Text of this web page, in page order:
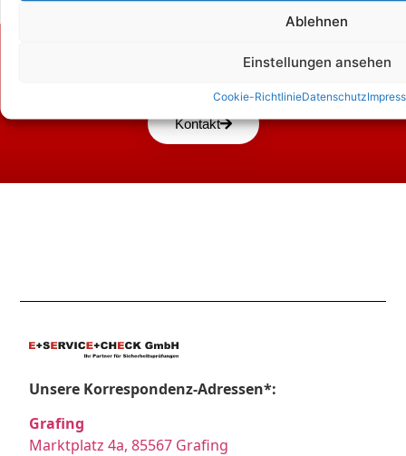
Ablehnen
Einstellungen ansehen
Cookie-RichtlinieDatenschutz
Zum Kontaktformular
Kontakt
Unsere Korrespondenz-Adressen*:
Grafing
Marktplatz 4a, 85567 Grafing